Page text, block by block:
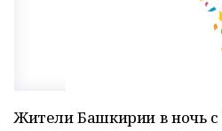
Жители Башкирии в ночь с